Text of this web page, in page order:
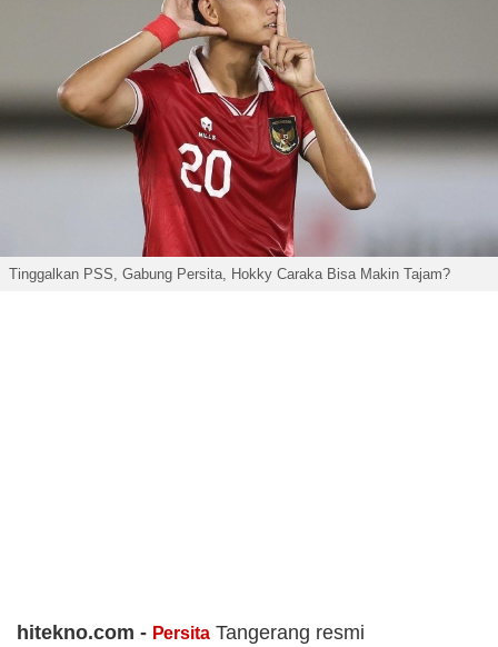
Tinggalkan PSS, Gabung Persita, Hokky Caraka Bisa Makin Tajam?
hitekno.com - Persita Tangerang resmi